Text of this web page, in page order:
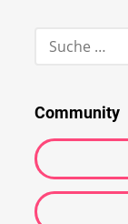
Community